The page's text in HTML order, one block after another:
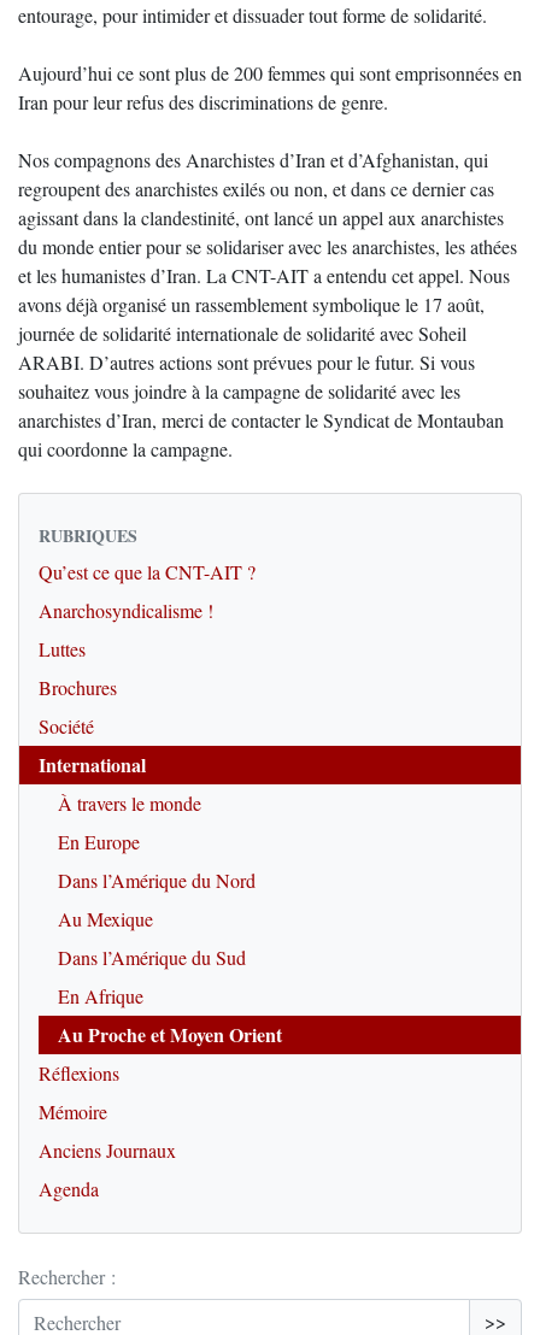
entourage, pour intimider et dissuader tout forme de solidarité.
Aujourd’hui ce sont plus de 200 femmes qui sont emprisonnées en
Iran pour leur refus des discriminations de genre.
Nos compagnons des Anarchistes d’Iran et d’Afghanistan, qui
regroupent des anarchistes exilés ou non, et dans ce dernier cas
agissant dans la clandestinité, ont lancé un appel aux anarchistes
du monde entier pour se solidariser avec les anarchistes, les athées
et les humanistes d’Iran. La CNT-AIT a entendu cet appel. Nous
avons déjà organisé un rassemblement symbolique le 17 août,
journée de solidarité internationale de solidarité avec Soheil
ARABI. D’autres actions sont prévues pour le futur. Si vous
souhaitez vous joindre à la campagne de solidarité avec les
anarchistes d’Iran, merci de contacter le Syndicat de Montauban
qui coordonne la campagne.
RUBRIQUES
Qu’est ce que la CNT-AIT ?
Anarchosyndicalisme !
Luttes
Brochures
Société
International
À travers le monde
En Europe
Dans l’Amérique du Nord
Au Mexique
Dans l’Amérique du Sud
En Afrique
Au Proche et Moyen Orient
Réflexions
Mémoire
Anciens Journaux
Agenda
Rechercher :
>>